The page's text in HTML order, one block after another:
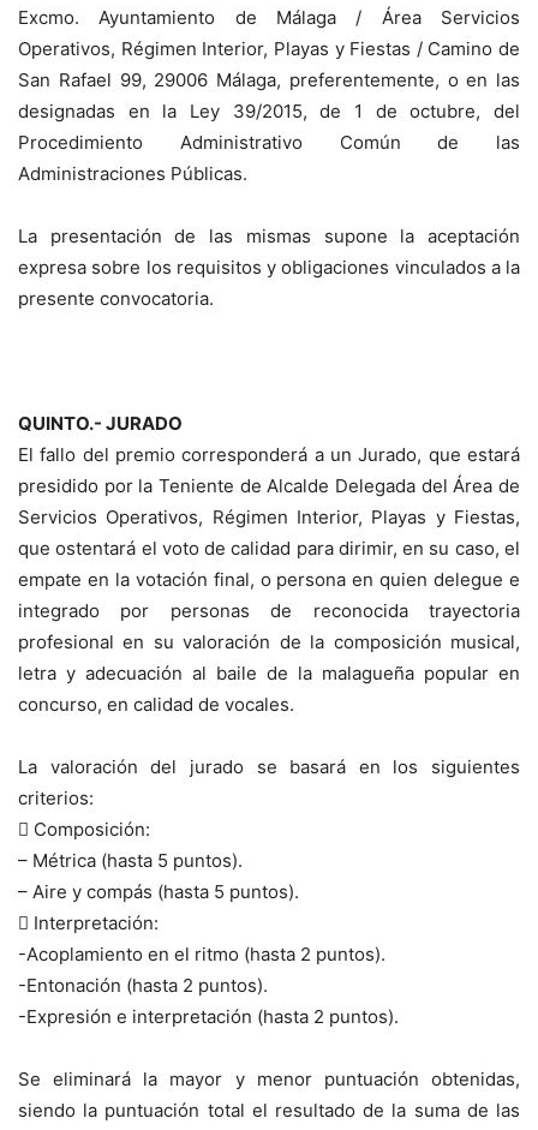
Excmo. Ayuntamiento de Málaga / Área Servicios
Operativos, Régimen Interior, Playas y Fiestas / Camino de
San Rafael 99, 29006 Málaga, preferentemente, o en las
designadas en la Ley 39/2015, de 1 de octubre, del
Procedimiento Administrativo Común de las
Administraciones Públicas.
La presentación de las mismas supone la aceptación
expresa sobre los requisitos y obligaciones vinculados a la
presente convocatoria.
QUINTO.- JURADO
El fallo del premio corresponderá a un Jurado, que estará
presidido por la Teniente de Alcalde Delegada del Área de
Servicios Operativos, Régimen Interior, Playas y Fiestas,
que ostentará el voto de calidad para dirimir, en su caso, el
empate en la votación final, o persona en quien delegue e
integrado por personas de reconocida trayectoria
profesional en su valoración de la composición musical,
letra y adecuación al baile de la malagueña popular en
concurso, en calidad de vocales.
La valoración del jurado se basará en los siguientes
criterios:
 Composición:
– Métrica (hasta 5 puntos).
– Aire y compás (hasta 5 puntos).
 Interpretación:
-Acoplamiento en el ritmo (hasta 2 puntos).
-Entonación (hasta 2 puntos).
-Expresión e interpretación (hasta 2 puntos).
Se eliminará la mayor y menor puntuación obtenidas,
siendo la puntuación total el resultado de la suma de las